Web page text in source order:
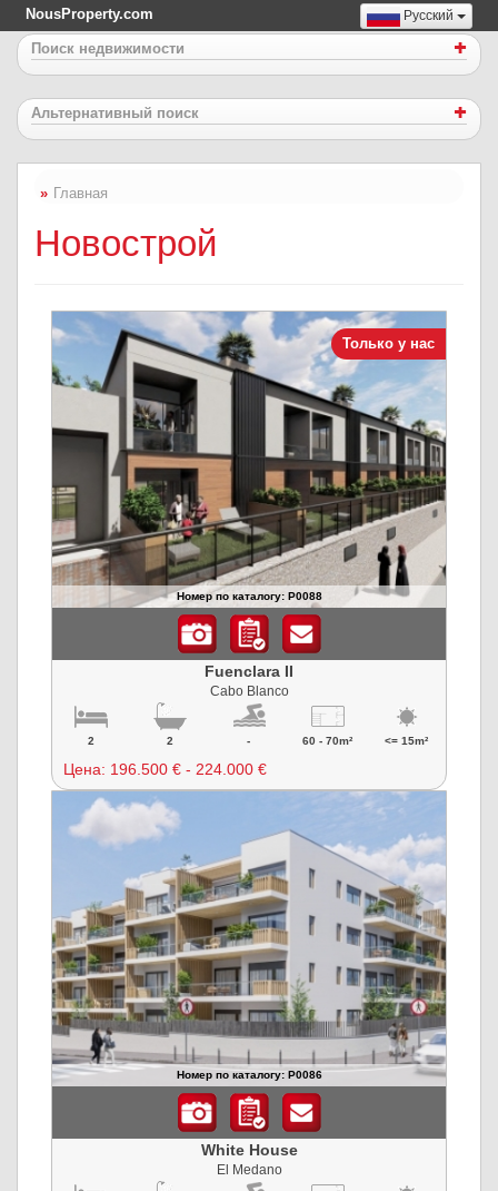
NousProperty.com Русский
Поиск недвижимости
Альтернативный поиск
Главная
Новострой
Только у нас
Номер по каталогу: P0088
Fuenclara II
Cabo Blanco
2 2 - 60 - 70m² <= 15m²
Цена: 196.500 € - 224.000 €
Номер по каталогу: P0086
White House
El Medano